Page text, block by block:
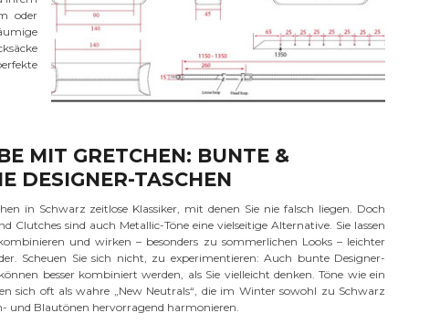
oder
MIT GRETCHEN: BUNTE &
DESIGNER-TASCHEN
in Schwarz zeitlose Klassiker, mit denen Sie nie falsch liegen. Doch
Clutches sind auch Metallic-Töne eine vielseitige Alternative. Sie lassen
und wirken – besonders zu sommerlichen Looks – leichter
Scheuen Sie sich nicht, zu experimentieren: Auch bunte Designer-
besser kombiniert werden, als Sie vielleicht denken. Töne wie ein
sich oft als wahre „New Neutrals“, die im Winter sowohl zu Schwarz
und Blautönen hervorragend harmonieren.